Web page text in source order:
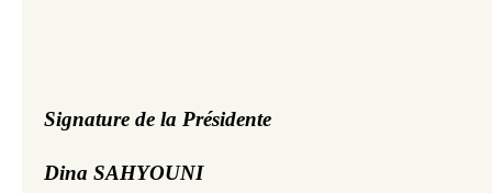
Signature de la Présidente
Dina SAHYOUNI